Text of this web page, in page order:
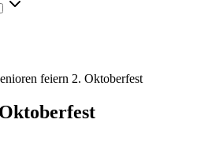
feiern 2. Oktoberfest